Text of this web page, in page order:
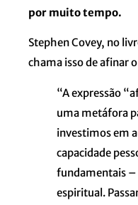
por muito tempo.
Stephen Covey, no
chama isso de afinar
“A expressão
uma metáfora
investimos em
capacidade
fundamentais –
espiritual.